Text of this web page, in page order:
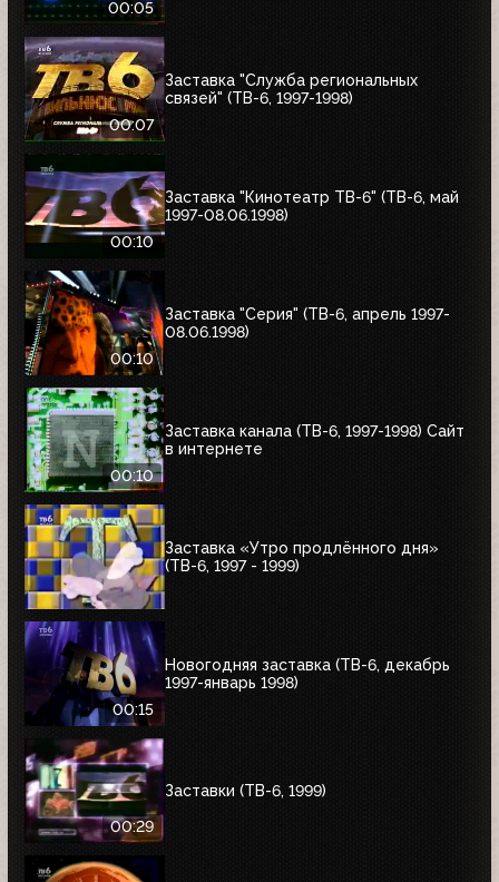
00:05
00:07
Заставка "Служба региональных
связей" (ТВ-6, 1997-1998)
00:10
Заставка "Кинотеатр ТВ-6" (ТВ-6, май
1997-08.06.1998)
00:10
Заставка "Серия" (ТВ-6, апрель 1997-
08.06.1998)
00:10
Заставка канала (ТВ-6, 1997-1998) Сайт
в интернете
Заставка «Утро продлённого дня»
(ТВ-6, 1997 - 1999)
00:15
Новогодняя заставка (ТВ-6, декабрь
1997-январь 1998)
00:29
Заставки (ТВ-6, 1999)